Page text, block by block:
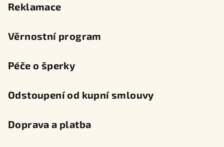
Reklamace
Věrnostní program
Péče o šperky
Odstoupení od kupní smlouvy
Doprava a platba